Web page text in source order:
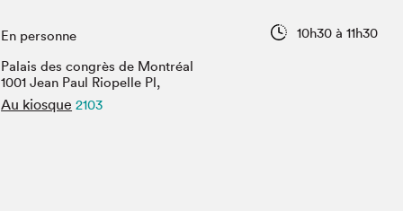
Vidéos et balados
En personne
10h30 à 11h30
Palais des congrès de Montréal
1001 Jean Paul Riopelle Pl,
Au kiosque 2103